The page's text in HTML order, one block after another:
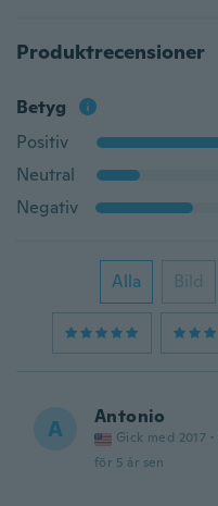
Produktrecensioner
Betyg
Positiv
Neutral
Negativ
Alla Bild
A Antonio
Gick med 2017 ·
för 5 år sen